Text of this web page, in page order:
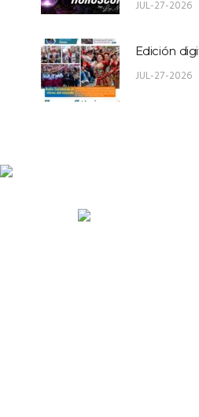
JUL-27-2026
Edición
JUL-27-2026